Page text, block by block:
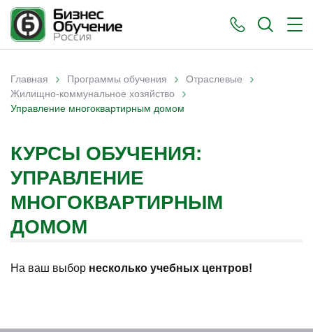
Вы здесь
Главная › Программы обучения › Отраслевые ›
Жилищно-коммунальное хозяйство ›
Управление многоквартирным домом
КУРСЫ ОБУЧЕНИЯ:
УПРАВЛЕНИЕ
МНОГОКВАРТИРНЫМ
ДОМОМ
На ваш выбор несколько учебных центров!